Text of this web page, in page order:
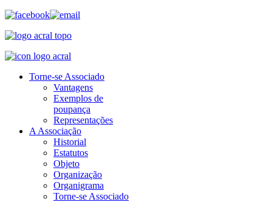
Torne-se Associado
Vantagens
Exemplos de
poupança
Representações
A Associação
Historial
Estatutos
Objeto
Organização
Organigrama
Torne-se Associado